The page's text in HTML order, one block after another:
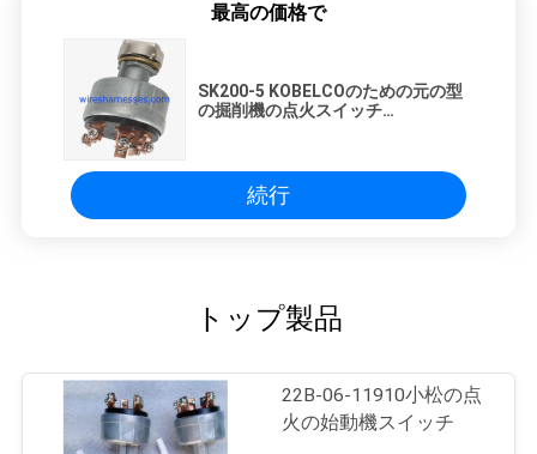
最高の価格で
SK200-5 KOBELCOのための元の型
の掘削機の点火スイッチ
続行
トップ製品
22B-06-11910小松の点
火の始動機スイッチ